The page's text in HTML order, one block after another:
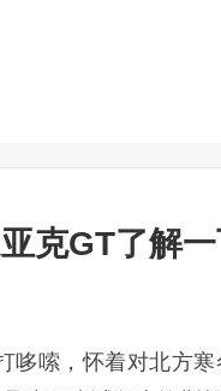
克GT了解
嗦，怀着对北方寒